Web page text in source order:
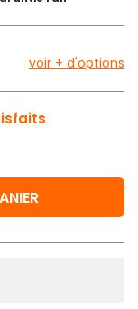
voir + d'options